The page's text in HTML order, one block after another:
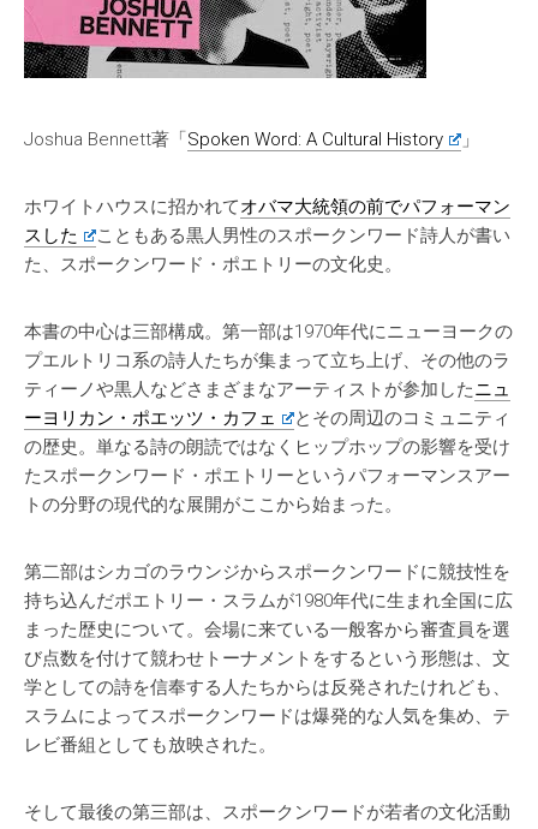
Joshua Bennett著「Spoken Word: A Cultural History 」
ホワイトハウスに招かれてオバマ大統領の前でパフォーマン
スした
こともある黒人男性のスポークンワード詩人が書い
た、スポークンワード・ポエトリーの文化史。
本書の中心は三部構成。第一部は1970年代にニューヨークの
プエルトリコ系の詩人たちが集まって立ち上げ、その他のラ
ティーノや黒人などさまざまなアーティストが参加したニュ
ーヨリカン・ポエッツ・カフェ
とその周辺のコミュニティ
の歴史。単なる詩の朗読ではなくヒップホップの影響を受け
たスポークンワード・ポエトリーというパフォーマンスアー
トの分野の現代的な展開がここから始まった。
第二部はシカゴのラウンジからスポークンワードに競技性を
持ち込んだポエトリー・スラムが1980年代に生まれ全国に広
まった歴史について。会場に来ている一般客から審査員を選
び点数を付けて競わせトーナメントをするという形態は、文
学としての詩を信奉する人たちからは反発されたけれども、
スラムによってスポークンワードは爆発的な人気を集め、テ
レビ番組としても放映された。
そして最後の第三部は、スポークンワードが若者の文化活動